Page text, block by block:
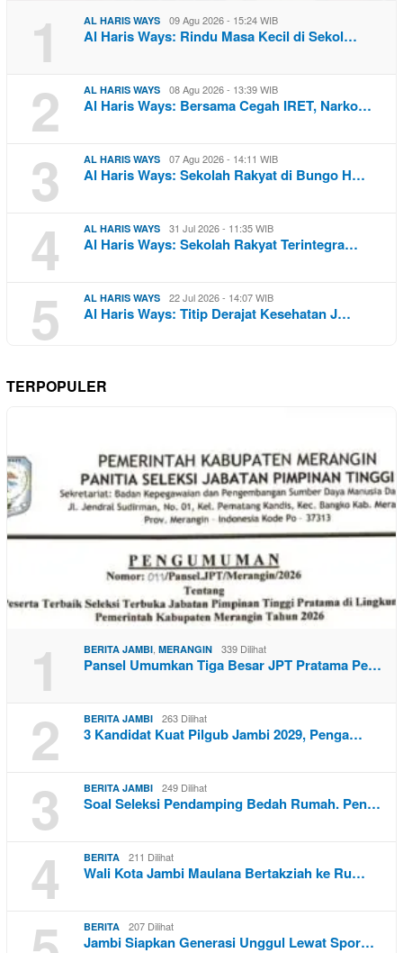
1 AL HARIS WAYS 09 Agu 2026 - 15:24 WIB
Al Haris Ways: Rindu Masa Kecil di Sekol…
2 AL HARIS WAYS 08 Agu 2026 - 13:39 WIB
Al Haris Ways: Bersama Cegah IRET, Narko…
3 AL HARIS WAYS 07 Agu 2026 - 14:11 WIB
Al Haris Ways: Sekolah Rakyat di Bungo H…
4 AL HARIS WAYS 31 Jul 2026 - 11:35 WIB
Al Haris Ways: Sekolah Rakyat Terintegra…
5 AL HARIS WAYS 22 Jul 2026 - 14:07 WIB
Al Haris Ways: Titip Derajat Kesehatan J…
TERPOPULER
1 BERITA JAMBI, MERANGIN 339 Dilihat
Pansel Umumkan Tiga Besar JPT Pratama Pe…
2 BERITA JAMBI 263 Dilihat
3 Kandidat Kuat Pilgub Jambi 2029, Penga…
3 BERITA JAMBI 249 Dilihat
Soal Seleksi Pendamping Bedah Rumah. Pen…
4 BERITA 211 Dilihat
Wali Kota Jambi Maulana Bertakziah ke Ru…
BERITA 207 Dilihat
Jambi Siapkan Generasi Unggul Lewat Spor…